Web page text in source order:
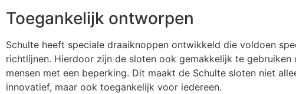
Toegankelijk ontworpen
Schulte heeft speciale draaiknoppen ontwikkeld die voldoen
richtlijnen. Hierdoor zijn de sloten ook gemakkelijk te gebruiken
mensen met een beperking. Dit maakt de Schulte sloten niet
innovatief, maar ook toegankelijk voor iedereen.